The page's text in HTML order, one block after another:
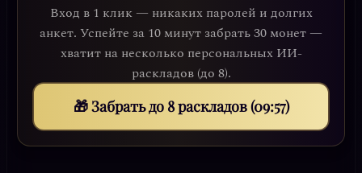
Вход в 1 клик — никаких паролей и долгих
анкет. Успейте за 10 минут забрать 30 монет —
хватит на несколько персональных ИИ-
раскладов (до 8).
🎁 Забрать до 8 раскладов (09:54)